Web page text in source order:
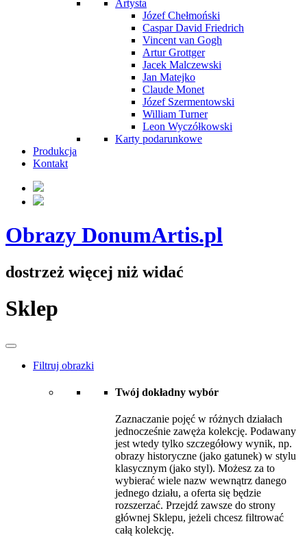
Artysta
Józef Chełmoński
Caspar David Friedrich
Vincent van Gogh
Artur Grottger
Jacek Malczewski
Jan Matejko
Claude Monet
Józef Szermentowski
William Turner
Leon Wyczółkowski
Karty podarunkowe
Produkcja
Kontakt
Obrazy DonumArtis.pl
dostrzeż więcej niż widać
Sklep
Filtruj obrazki
Twój dokładny wybór
Zaznaczanie pojęć w różnych działach
jednocześnie zawęża kolekcję. Podawany
jest wtedy tylko szczegółowy wynik, np.
obrazy historyczne (jako gatunek) w stylu
klasycznym (jako styl). Możesz za to
wybierać wiele nazw wewnątrz danego
jednego działu, a oferta się będzie
rozszerzać. Przejdź zawsze do strony
głównej Sklepu, jeżeli chcesz filtrować
całą kolekcję.